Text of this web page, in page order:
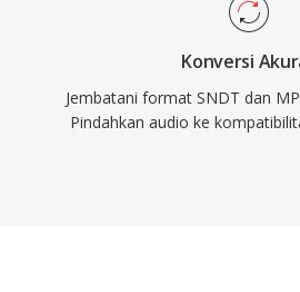
Konversi
Jembatani format SNDT dan
Pindahkan audio ke